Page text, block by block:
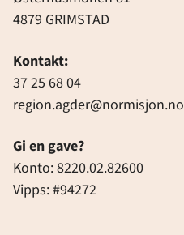
4879 GRIMSTAD
Kontakt:
37 25 68 04
region.agder@normisjon.no
Gi en gave?
Konto: 8220.02.82600
Vipps: #94272